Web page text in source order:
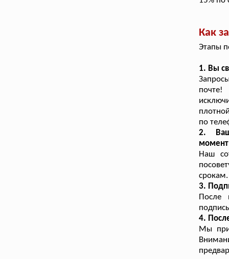
Как
Этапы
1. Вы
по
2.
Наш
срокам.
3.
После
4.
Мы